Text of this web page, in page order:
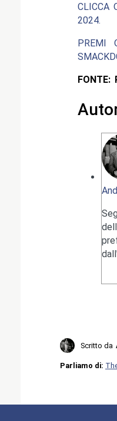
CLICCA
2024.
PREMI
FONTE:
Scritto da
Parliamo di: